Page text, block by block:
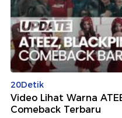
20Detik
Video Lihat Warna
Comeback Terbaru